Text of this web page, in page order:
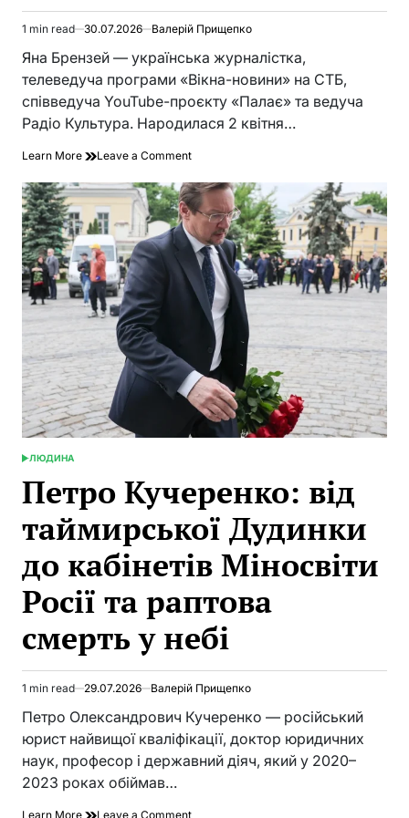
Estimated
read
time
1 min read 30.07.2026 Валерій Прищепко
Яна Брензей — українська журналістка,
телеведуча програми «Вікна-новини» на СТБ,
співведуча YouTube-проєкту «Палає» та ведуча
Радіо Культура. Народилася 2 квітня…
Learn More Leave a Commenton
Брензей:
шлях
від
запорізької
журналістки
до
голосу
національних
ефірів
голосу
правди
в
«Палає»
POSTED
ЛЮДИНА
Петро Кучеренко: від
таймирської Дудинки
до кабінетів Міносвіти
Росії та раптова
смерть у небі
Estimated
read
time
1 min read 29.07.2026 Валерій Прищепко
Петро Олександрович Кучеренко — російський
юрист найвищої кваліфікації, доктор юридичних
наук, професор і державний діяч, який у 2020–
2023 роках обіймав…
Learn More Leave a Commenton